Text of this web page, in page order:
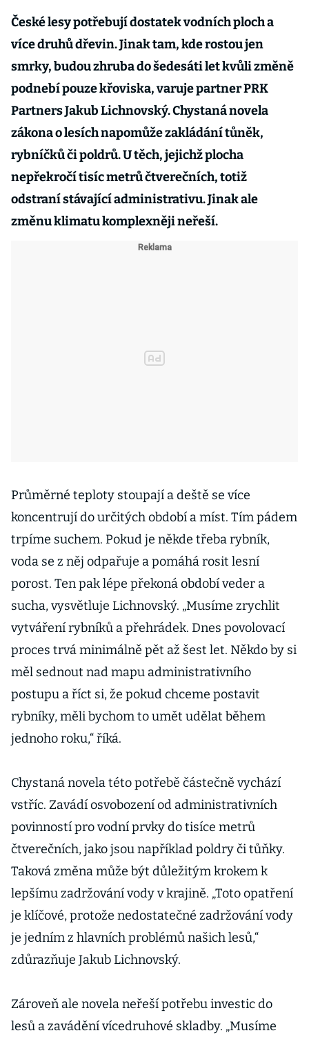
České lesy potřebují dostatek vodních ploch a
více druhů dřevin. Jinak tam, kde rostou jen
smrky, budou zhruba do šedesáti let kvůli změně
podnebí pouze křoviska, varuje partner PRK
Partners Jakub Lichnovský. Chystaná novela
zákona o lesích napomůže zakládání tůněk,
rybníčků či poldrů. U těch, jejichž plocha
nepřekročí tisíc metrů čtverečních, totiž
odstraní stávající administrativu. Jinak ale
změnu klimatu komplexněji neřeší.
Průměrné teploty stoupají a deště se více
koncentrují do určitých období a míst. Tím pádem
trpíme suchem. Pokud je někde třeba rybník,
voda se z něj odpařuje a pomáhá rosit lesní
porost. Ten pak lépe překoná období veder a
sucha, vysvětluje Lichnovský. „Musíme zrychlit
vytváření rybníků a přehrádek. Dnes povolovací
proces trvá minimálně pět až šest let. Někdo by si
měl sednout nad mapu administrativního
postupu a říct si, že pokud chceme postavit
rybníky, měli bychom to umět udělat během
jednoho roku,“ říká.
Chystaná novela této potřebě částečně vychází
vstříc. Zavádí osvobození od administrativních
povinností pro vodní prvky do tisíce metrů
čtverečních, jako jsou například poldry či tůňky.
Taková změna může být důležitým krokem k
lepšímu zadržování vody v krajině. „Toto opatření
je klíčové, protože nedostatečné zadržování vody
je jedním z hlavních problémů našich lesů,“
zdůrazňuje Jakub Lichnovský.
Zároveň ale novela neřeší potřebu investic do
lesů a zavádění vícedruhové skladby. „Musíme